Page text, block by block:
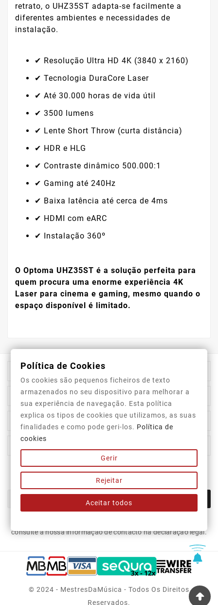
retrato, o UHZ35ST adapta-se facilmente a
diferentes ambientes e necessidades de
instalação.
✔ Resolução Ultra HD 4K (3840 x 2160)
✔ Tecnologia DuraCore Laser
✔ Até 30.000 horas de vida útil
✔ 3500 lumens
✔ Lente Short Throw (curta distância)
✔ HDR e HLG
✔ Contraste dinâmico 500.000:1
✔ Gaming até 240Hz
✔ Baixa latência até cerca de 4ms
✔ HDMI com eARC
✔ Instalação 360º
O Optoma UHZ35ST é a solução perfeita para
quem procura uma enorme experiência 4K
Laser para cinema e gaming, mesmo quando o
espaço disponível é limitado.
Informação Da Loja
Top Categorias
A Nossa Empresa

Newsletter
consulte a nossa informação de contacto na declaração legal.
© 2024 - MestresDaMúsica - Todos Os Direitos
Reservados.
Política de Cookies
Os cookies são pequenos ficheiros de texto
armazenados no seu dispositivo para melhorar a
sua experiência de navegação. Esta política
explica os tipos de cookies que utilizamos, as suas
finalidades e como pode geri-los. Política de
cookies
Gerir
Rejeitar
Aceitar todos